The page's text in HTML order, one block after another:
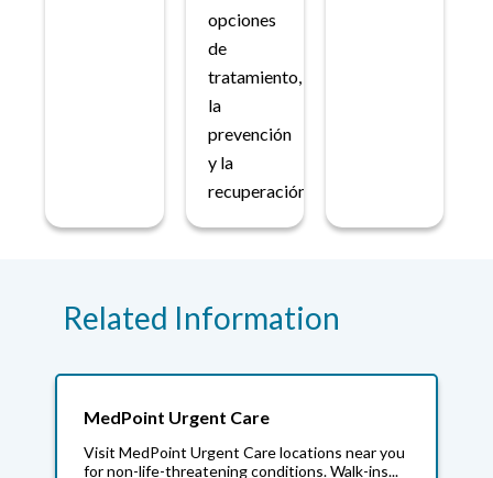
opciones
de
tratamiento,
la
prevención
y la
recuperación.
Related Information
MedPoint Urgent Care
Visit MedPoint Urgent Care locations near you
for non-life-threatening conditions. Walk-ins...